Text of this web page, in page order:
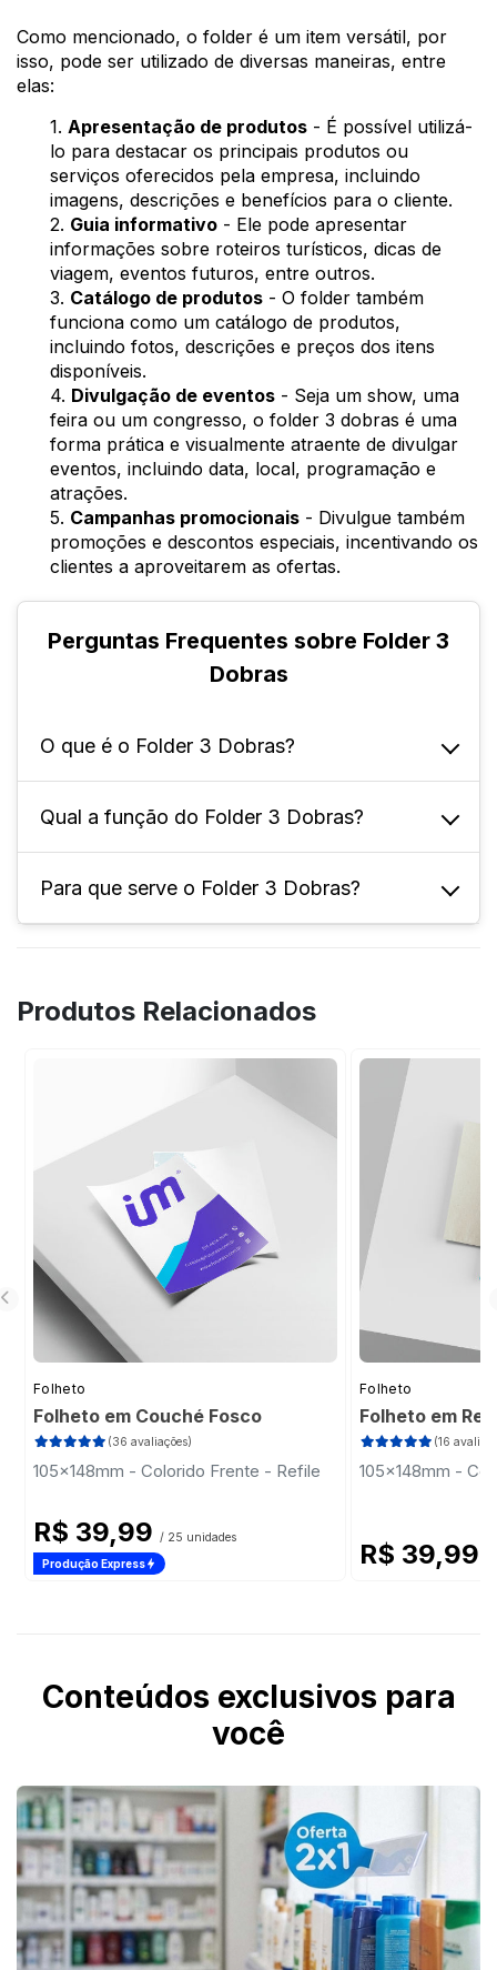
Como mencionado, o folder é um item versátil, por
isso, pode ser utilizado de diversas maneiras, entre
elas:
1. Apresentação de produtos - É possível utilizá-
lo para destacar os principais produtos ou
serviços oferecidos pela empresa, incluindo
imagens, descrições e benefícios para o cliente.
2. Guia informativo - Ele pode apresentar
informações sobre roteiros turísticos, dicas de
viagem, eventos futuros, entre outros.
3. Catálogo de produtos - O folder também
funciona como um catálogo de produtos,
incluindo fotos, descrições e preços dos itens
disponíveis.
4. Divulgação de eventos - Seja um show, uma
feira ou um congresso, o folder 3 dobras é uma
forma prática e visualmente atraente de divulgar
eventos, incluindo data, local, programação e
atrações.
5. Campanhas promocionais - Divulgue também
promoções e descontos especiais, incentivando os
clientes a aproveitarem as ofertas.
Perguntas Frequentes sobre Folder 3
Dobras
O que é o Folder 3 Dobras?
É um material gráfico utilizado para divulgar
informações de forma compacta e atrativa.
Ele consiste em um papel dobrado em três
Qual a função do Folder 3 Dobras?
O objetivo principal é transmitir informações
de forma clara e concisa. Ele é amplamente
como material de apresentação de produtos
Para que serve o Folder 3 Dobras?
de forma clara e objetiva as principais
informações que você deseja transmitir.
Produtos Relacionados
Folheto
Folheto em Couché Fosco
(36 avaliações)
105x148mm - Colorido Frente - Refile
R$ 39,99 / 25 unidades
Produção Express
Folheto
Folheto em
(16
105x148mm -
R$ 39,99
Conteúdos exclusivos para
você